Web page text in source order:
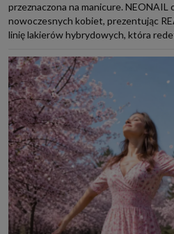
przeznaczona na manicure.
nowoczesnych kobiet, prezentując
linię lakierów hybrydowych, która